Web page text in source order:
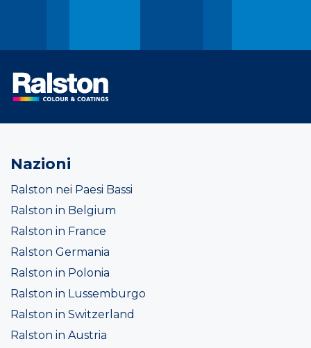
Nazioni
Ralston nei Paesi Bassi
Ralston in Belgium
Ralston in France
Ralston Germania
Ralston in Polonia
Ralston in Lussemburgo
Ralston in Switzerland
Ralston in Austria